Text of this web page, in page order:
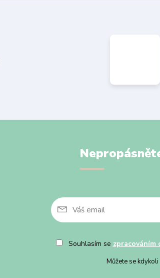
Souhlasím se zpracováním
Můžete se